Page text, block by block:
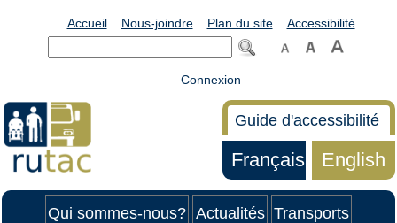
Accueil Nous-joindre Plan du site Accessibilité
Connexion
Guide d'accessibilité
Français English
Qui sommes-nous? Actualités Transports